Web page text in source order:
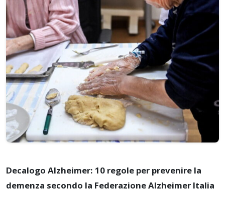
Decalogo Alzheimer: 10 regole per prevenire la
demenza secondo la Federazione Alzheimer Italia